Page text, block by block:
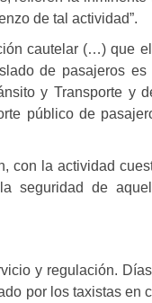
de tal actividad”.
cautelar (…) que
de pasajeros
y Transporte y
público de
con la actividad
seguridad de
y regulación.
por los taxistas en